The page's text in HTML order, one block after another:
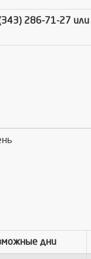
286-71-27
дни